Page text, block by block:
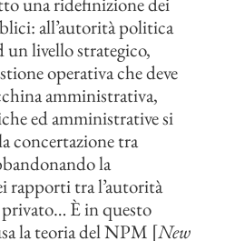
all’autorità politica
un livello strategico,
operativa che deve
amministrativa,
ed amministrative si
concertazione tra
la
rapporti tra l’autorità
È in questo
la teoria del NPM [New